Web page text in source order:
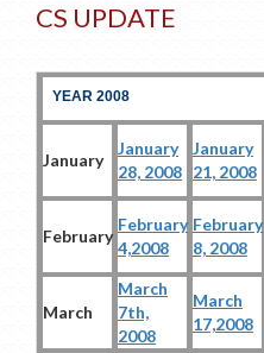
CS UPDATE
YEAR 2008
January
January
28, 2008
January
21, 2008
February
February
4,2008
February
8, 2008
March
March
7th,
2008
March
17,2008